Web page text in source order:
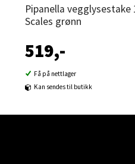
Pipanella vegglysestake 11,5 cm
Scales grønn
519,-
Få på nettlager
Kan sendes til butikk
Strangata 26, 8400
Åpent i dag 10-19